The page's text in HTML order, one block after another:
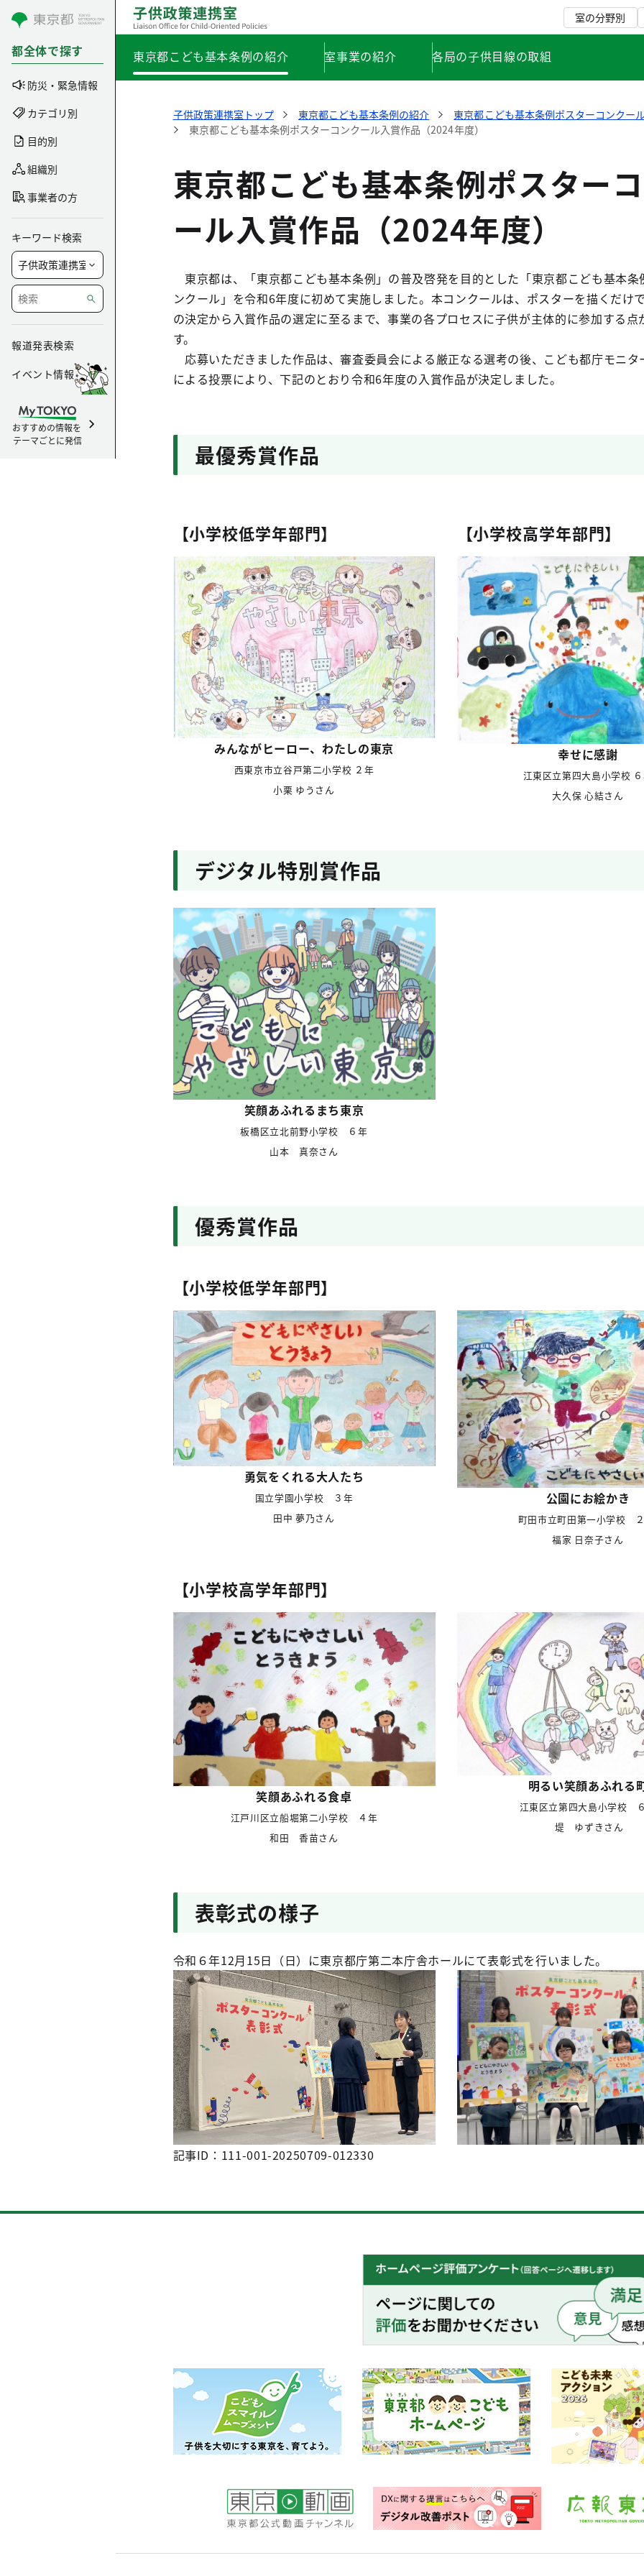
コンテンツにスキップ
都全体で探す
防災・緊急情報
カテゴリ別
目的別
組織別
事業者の方
キーワード検索
報道発表検索
イベント情報
おすすめの情報を
テーマごとに発信
室の分野別
東京都こども基本条例の紹介 室事業の紹介 各局の子供目線の取組
子供政策連携室トップ 東京都こども基本条例の紹介
東京都こども基本条例ポスターコンクー
東京都こども基本条例ポスターコンクール入賞作品（2024年度）
東京都こども基本条例ポスター
ール入賞作品（2024年度）
東京都は、「東京都こども基本条例」の普及啓発を目的とした「東京都こども基本条
ンクール」を令和6年度に初めて実施しました。本コンクールは、ポスターを描くだけ
の決定から入賞作品の選定に至るまで、事業の各プロセスに子供が主体的に参加する点
す。
応募いただきました作品は、審査委員会による厳正なる選考の後、こども都庁モニタ
による投票により、下記のとおり令和6年度の入賞作品が決定しました。
最優秀賞作品
【小学校低学年部門】
みんながヒーロー、わたしの東京
西東京市立谷戸第二小学校 ２年
小栗 ゆうさん
【小学校高学年部門】
幸せに感謝
江東区立第四大島小学校
大久保 心結さん
デジタル特別賞作品
笑顔あふれるまち東京
板橋区立北前野小学校 ６年
山本 真奈さん
優秀賞作品
【小学校低学年部門】
勇気をくれる大人たち
国立学園小学校 ３年
田中 夢乃さん
公園にお絵かき
町田市立町田第一小学校
福家 日奈子さん
【小学校高学年部門】
笑顔あふれる食卓
江戸川区立船堀第二小学校 ４年
和田 香苗さん
明るい笑顔あふれる
江東区立第四大島小学校
堤 ゆずきさん
表彰式の様子
令和６年12月15日（日）に東京都庁第二本庁舎ホールにて表彰式を行いました。
記事ID：111-001-20250709-012330